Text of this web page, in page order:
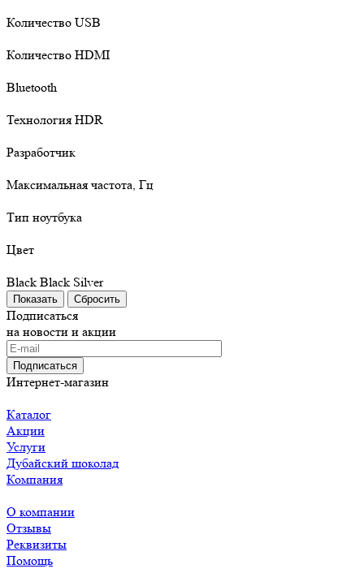
Количество USB
Количество HDMI
Bluetooth
Технология HDR
Разработчик
Максимальная частота, Гц
Тип ноутбука
Цвет
Black Black Silver
Сбросить
Подписаться
на новости и акции
Подписаться
Интернет-магазин
Каталог
Акции
Услуги
Дубайский шоколад
Компания
О компании
Отзывы
Реквизиты
Помощь